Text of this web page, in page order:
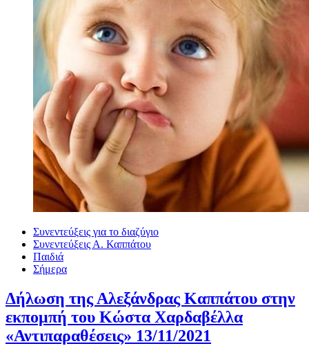
Συνεντεύξεις για το διαζύγιο
Συνεντεύξεις Α. Καππάτου
Παιδιά
Σήμερα
Δήλωση της Αλεξάνδρας Καππάτου στην
εκπομπή του Κώστα Χαρδαβέλλα
«Αντιπαραθέσεις» 13/11/2021